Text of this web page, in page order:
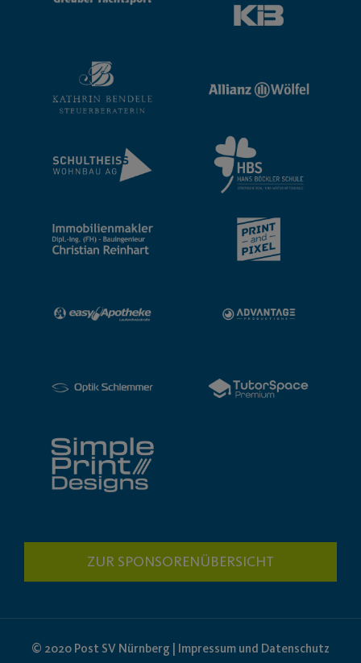
ZUR SPONSORENÜBERSICHT
© 2020 Post SV Nürnberg | Impressum und Datenschutz